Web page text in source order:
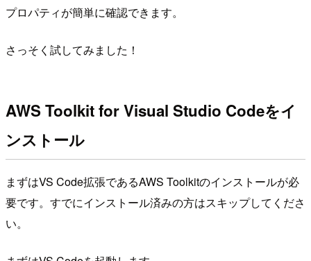
プロパティが簡単に確認できます。
さっそく試してみました！
AWS Toolkit for Visual Studio Codeをイ
ンストール
まずはVS Code拡張であるAWS Toolkitのインストールが必
要です。すでにインストール済みの方はスキップしてくださ
い。